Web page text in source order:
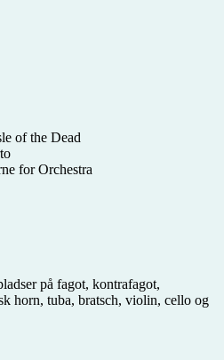
of the Dead
for Orchestra
på fagot, kontrafagot,
horn, tuba, bratsch, violin, cello og